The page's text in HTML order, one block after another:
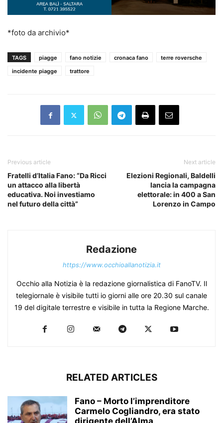
*foto da archivio*
TAGS piagge fano notizie cronaca fano
terre roversche
incidente piagge
trattore
Previous article
Fratelli d’Italia Fano: “Da Ricci
un attacco alla libertà
educativa. Noi investiamo
nel futuro della città”
Next article
Elezioni Regionali, Baldelli
lancia la campagna
elettorale: in 400 a San
Lorenzo in Campo
Redazione
https://www.occhioallanotizia.it
Occhio alla Notizia è la redazione giornalistica di FanoTV. Il
telegiornale è visibile tutti io giorni alle ore 20.30 sul canale
19 del digitale terrestre e visibile in tutta la Regione Marche.
RELATED ARTICLES
Fano – Morto l’imprenditore
Carmelo Cogliandro, era stato